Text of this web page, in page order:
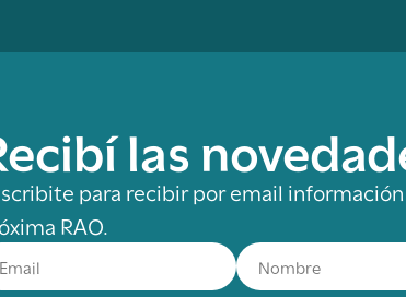
las
para recibir por email
RAO.